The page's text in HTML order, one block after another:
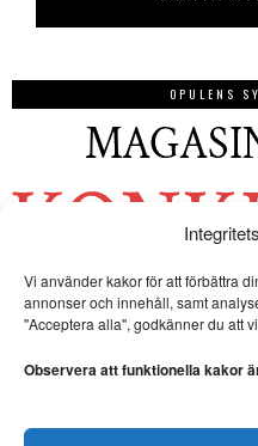
Vi använder kakor för att förbättra
annonser och innehåll, samt
"Acceptera alla", godkänner du att
Observera att funktionella kakor
OPULENS